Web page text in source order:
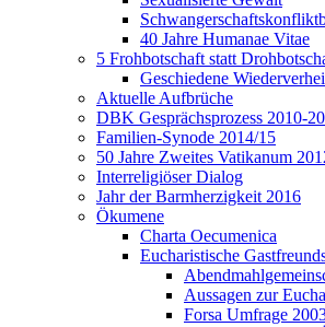
40 Jahre Humanae Vitae
5 Frohbotschaft statt
Geschiedene
Aktuelle Aufbrüche
DBK Gesprächsprozess 2010-
Familien-Synode 2014/15
50 Jahre Zweites Vatikanum
Interreligiöser Dialog
Jahr der Barmherzigkeit 2016
Ökumene
Charta Oecumenica
Eucharistische
Aussagen zur
Forsa Umfrage